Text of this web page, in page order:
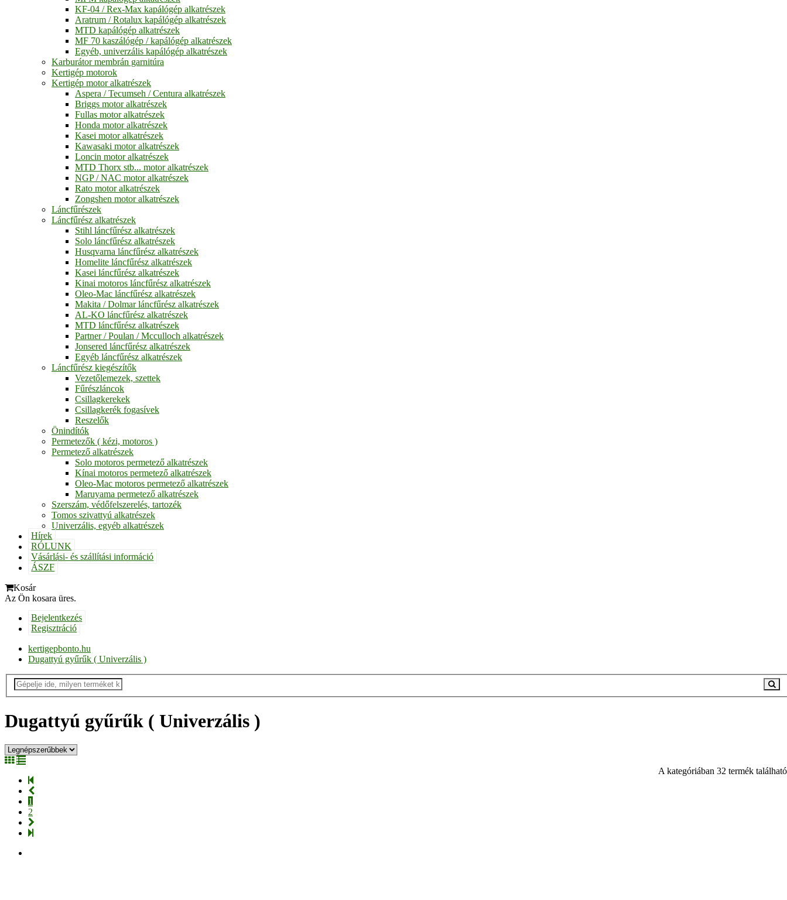
KF-04 / Rex-Max kapálógép alkatrészek
Aratrum / Rotalux kapálógép alkatrészek
MTD kapálógép alkatrészek
MF 70 kaszálógép / kapálógép alkatrészek
Egyéb, univerzális kapálógép alkatrészek
Karburátor membrán garnitúra
Kertigép motorok
Kertigép motor alkatrészek
Aspera / Tecumseh / Centura alkatrészek
Briggs motor alkatrészek
Fullas motor alkatrészek
Honda motor alkatrészek
Kasei motor alkatrészek
Kawasaki motor alkatrészek
Loncin motor alkatrészek
MTD Thorx stb... motor alkatrészek
NGP / NAC motor alkatrészek
Rato motor alkatrészek
Zongshen motor alkatrészek
Láncfűrészek
Láncfűrész alkatrészek
Stihl láncfűrész alkatrészek
Solo láncfűrész alkatrészek
Husqvarna láncfűrész alkatrészek
Homelite láncfűrész alkatrészek
Kasei láncfűrész alkatrészek
Kinai motoros láncfűrész alkatrészek
Oleo-Mac láncfűrész alkatrészek
Makita / Dolmar láncfűrész alkatrészek
AL-KO láncfűrész alkatrészek
MTD láncfűrész alkatrészek
Partner / Poulan / Mcculloch alkatrészek
Jonsered láncfűrész alkatrészek
Egyéb láncfűrész alkatrészek
Láncfűrész kiegészítők
Vezetőlemezek, szettek
Fűrészláncok
Csillagkerekek
Csillagkerék fogasívek
Reszelők
Önindítók
Permetezők ( kézi, motoros )
Permetező alkatrészek
Solo motoros permetező alkatrészek
Kínai motoros permetező alkatrészek
Oleo-Mac motoros permetező alkatrészek
Maruyama permetező alkatrészek
Szerszám, védőfelszerelés, tartozék
Tomos szivattyú alkatrészek
Univerzális, egyéb alkatrészek
Hírek
RÓLUNK
Vásárlási- és szállítási információ
ÁSZF
Kosár
Az Ön kosara üres.
Bejelentkezés
Regisztráció
kertigepbonto.hu
Dugattyú gyűrűk ( Univerzális )
Dugattyú gyűrűk ( Univerzális )
A kategóriában 32 termék
1
2